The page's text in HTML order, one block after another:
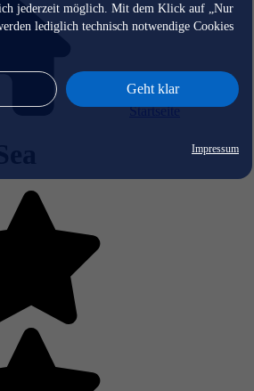
jederzeit möglich. Mit dem Klick auf „Nur
lediglich technisch notwendige Cookies
Geht klar
Impressum
Startseite